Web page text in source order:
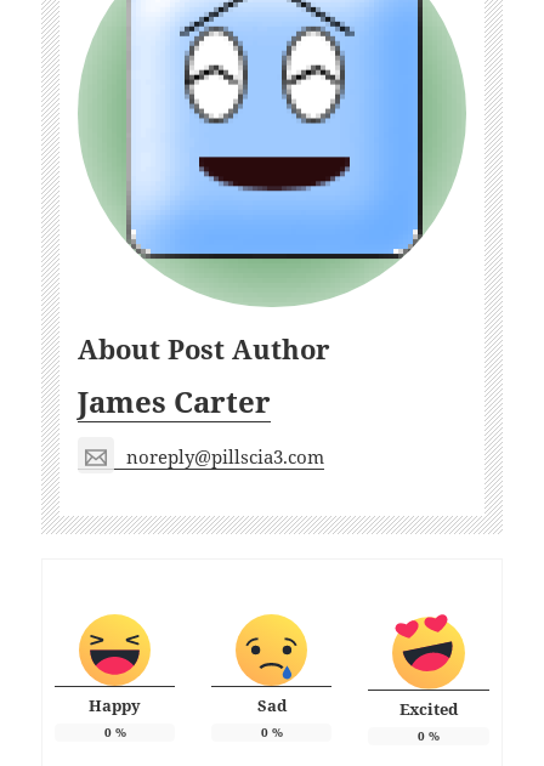
About Post Author
James Carter
noreply@pillscia3.com
Happy
0%
Sad
0%
Excited
0%